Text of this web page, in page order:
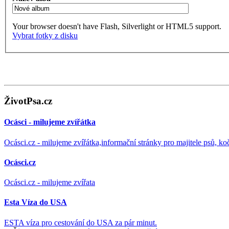
Your browser doesn't have Flash, Silverlight or HTML5 support.
Vybrat fotky z disku
ŽivotPsa.cz
Ocásci - milujeme zvířátka
Ocásci.cz - milujeme zvířátka,informační stránky pro majitele psů,
Ocásci.cz
Ocásci.cz - milujeme zvířata
Esta Víza do USA
ESTA víza pro cestování do USA za pár minut.